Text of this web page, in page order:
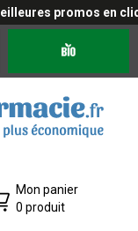
promos en
Mon panier
0 produit